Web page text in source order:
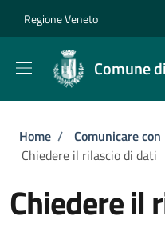
Regione Veneto
Comune
Briciole di
Home / Comunicare
Chiedere il rilascio di dati
Chiedere il